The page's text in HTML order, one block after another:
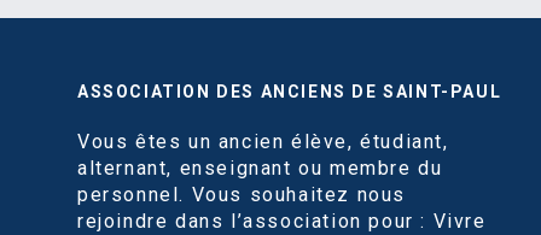
ASSOCIATION DES ANCIENS DE SAINT-PAUL
Vous êtes un ancien élève, étudiant,
alternant, enseignant ou membre du
personnel. Vous souhaitez nous
rejoindre dans l’association pour : Vivre